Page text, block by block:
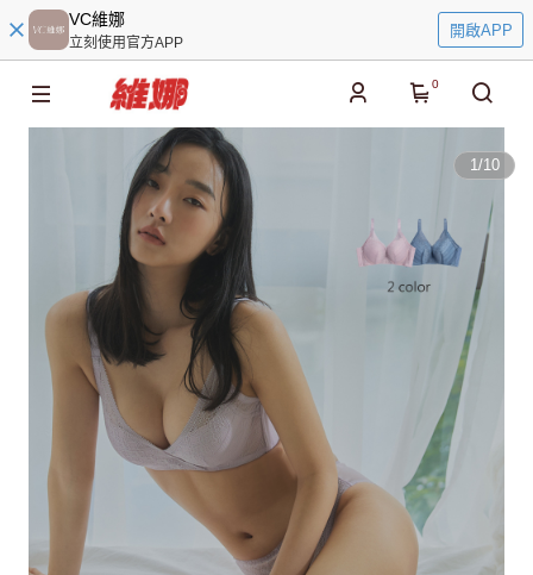
VC維娜
立刻使用官方APP
開啟APP
0
1/10